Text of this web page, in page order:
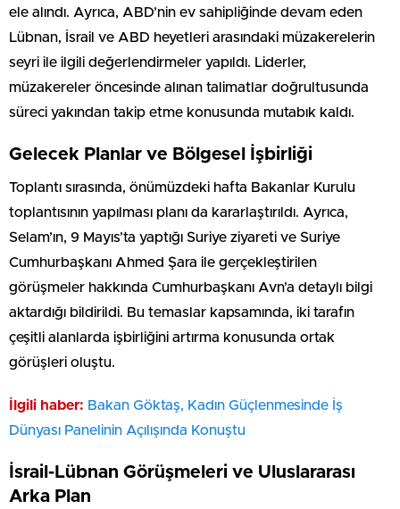
ele alındı. Ayrıca, ABD’nin ev sahipliğinde devam eden
Lübnan, İsrail ve ABD heyetleri arasındaki müzakerelerin
seyri ile ilgili değerlendirmeler yapıldı. Liderler,
müzakereler öncesinde alınan talimatlar doğrultusunda
süreci yakından takip etme konusunda mutabık kaldı.
Gelecek Planlar ve Bölgesel İşbirliği
Toplantı sırasında, önümüzdeki hafta Bakanlar Kurulu
toplantısının yapılması planı da kararlaştırıldı. Ayrıca,
Selam’ın, 9 Mayıs’ta yaptığı Suriye ziyareti ve Suriye
Cumhurbaşkanı Ahmed Şara ile gerçekleştirilen
görüşmeler hakkında Cumhurbaşkanı Avn’a detaylı bilgi
aktardığı bildirildi. Bu temaslar kapsamında, iki tarafın
çeşitli alanlarda işbirliğini artırma konusunda ortak
görüşleri oluştu.
İlgili haber: Bakan Göktaş, Kadın Güçlenmesinde İş
Dünyası Panelinin Açılışında Konuştu
İsrail-Lübnan Görüşmeleri ve Uluslararası
Arka Plan